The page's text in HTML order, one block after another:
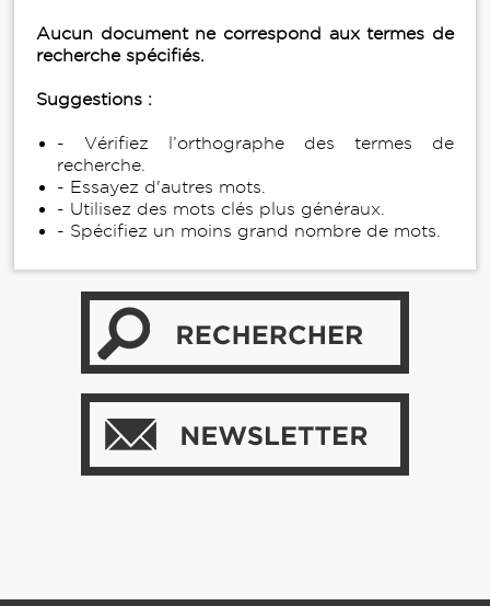
Aucun document ne correspond aux termes de
recherche spécifiés.
Suggestions :
- Vérifiez l’orthographe des termes de
recherche.
- Essayez d'autres mots.
- Utilisez des mots clés plus généraux.
- Spécifiez un moins grand nombre de mots.